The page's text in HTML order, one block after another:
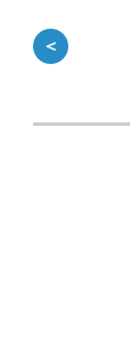
＜